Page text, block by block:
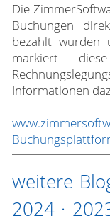
Die
Buchungen
bezahlt wurden
markiert
Informationen
weitere
2024 ·